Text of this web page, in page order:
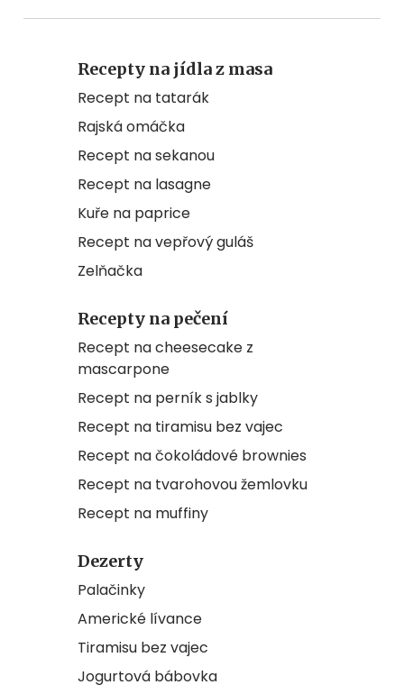
Recepty na jídla z masa
Recept na tatarák
Rajská omáčka
Recept na sekanou
Recept na lasagne
Kuře na paprice
Recept na vepřový guláš
Zelňačka
Recepty na pečení
Recept na cheesecake z
mascarpone
Recept na perník s jablky
Recept na tiramisu bez vajec
Recept na čokoládové brownies
Recept na tvarohovou žemlovku
Recept na muffiny
Dezerty
Palačinky
Americké lívance
Tiramisu bez vajec
Jogurtová bábovka